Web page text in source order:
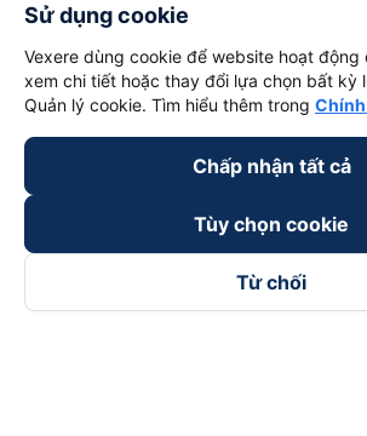
Sử dụng cookie
Vexere dùng cookie để website hoạt động
xem chi tiết hoặc thay đổi lựa chọn bất kỳ
Quản lý cookie. Tìm hiểu thêm trong
Chấp nhận tất cả
Tùy chọn cookie
Từ chối